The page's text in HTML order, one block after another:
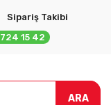
Sipariş Takibi
15 42
ARA